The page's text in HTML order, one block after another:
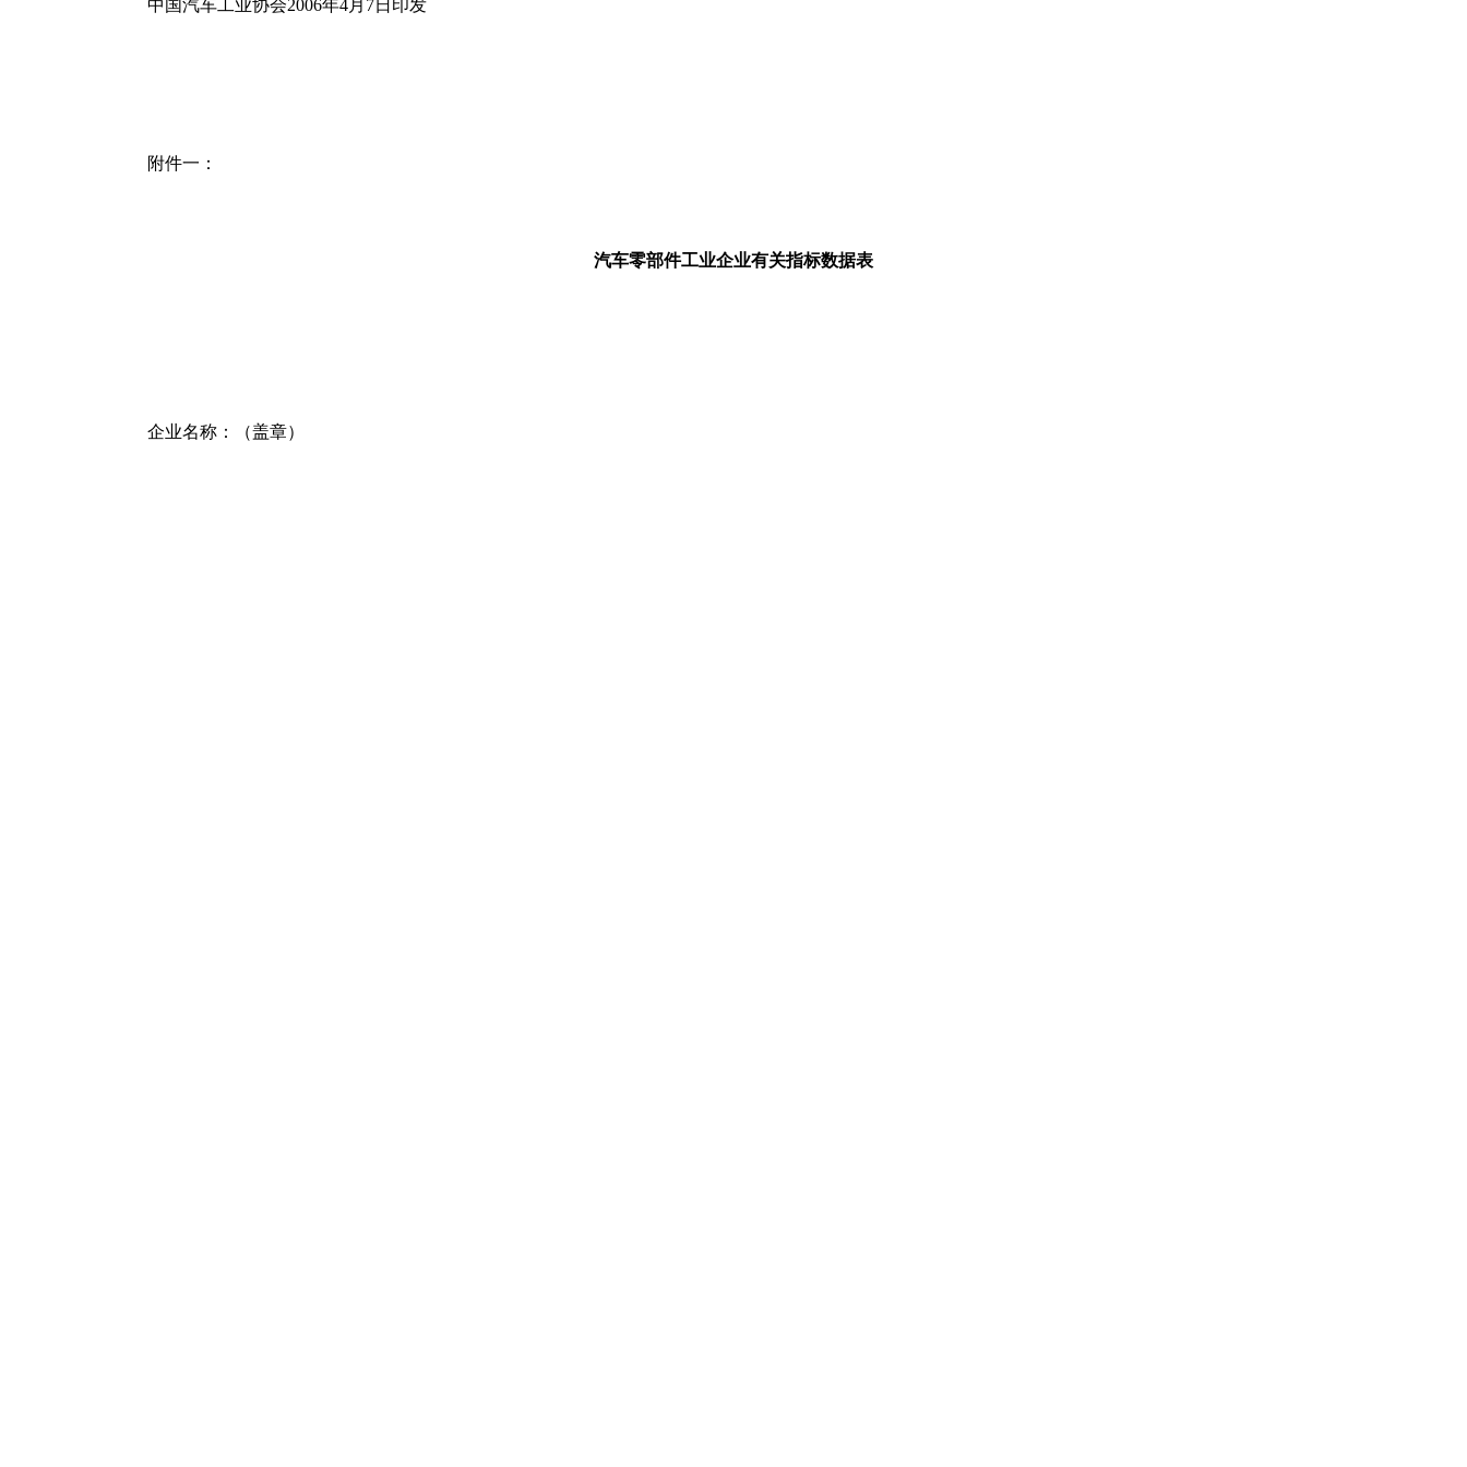
中国汽车工业协会2006年4月7日印发
附件一：
汽车零部件工业企业有关指标数据表
企业名称：（盖章）